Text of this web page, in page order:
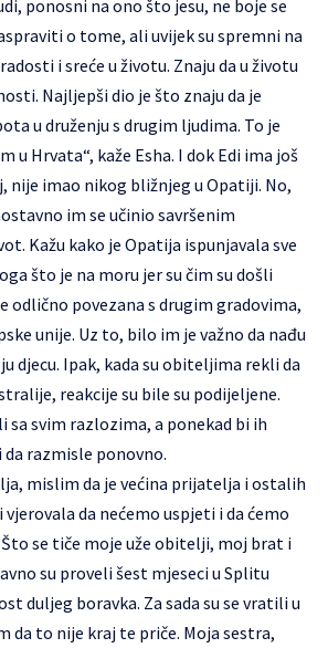
ponosni na ono što jesu, ne boje se
o tome, ali uvijek su spremni na
i sreće u životu. Znaju da u životu
Najljepši dio je što znaju da je
u druženju s drugim ljudima. To je
u Hrvata“, kaže Esha. I dok Edi ima još
nije imao nikog bližnjeg u Opatiji. No,
im se učinio savršenim
Kažu kako je Opatija ispunjavala sve
što je na moru jer su čim su došli
odlično povezana s drugim gradovima,
unije. Uz to, bilo im je važno da nađu
djecu. Ipak, kada su obiteljima rekli da
reakcije su bile su podijeljene.
sa svim razlozima, a ponekad bi ih
razmisle ponovno.
mislim da je većina prijatelja i ostalih
da nećemo uspjeti i da ćemo
se tiče moje uže obitelji, moj brat i
su proveli šest mjeseci u Splitu
duljeg boravka. Za sada su se vratili u
da to nije kraj te priče. Moja sestra,